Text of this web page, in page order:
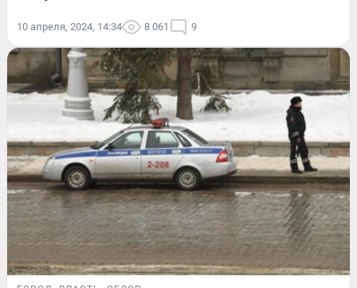
10 апреля, 2024, 14:34 8 061 9